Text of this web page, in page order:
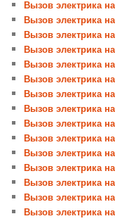
Вызов электрика
Вызов электрика
Вызов электрика
Вызов электрика
Вызов электрика
Вызов электрика
Вызов электрика
Вызов электрика
Вызов электрика
Вызов электрика
Вызов электрика
Вызов электрика
Вызов электрика
Вызов электрика
Вызов электрика